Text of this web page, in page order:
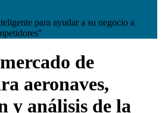
para ayudar a su negocio a
de
aeronaves,
y análisis de la